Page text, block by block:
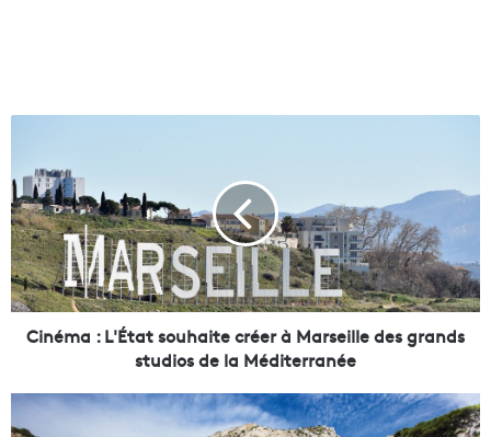
é
m
a
:
L
'
t
s
Cinéma : L'État souhaite créer à Marseille des grands
studios de la Méditerranée
C
o